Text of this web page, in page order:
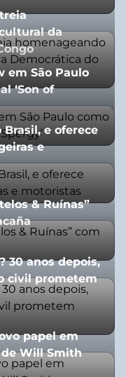
da
em São Paulo
‘Son of
e oferece
e
& Ruínas”
30 anos depois,
civil prometem
papel em
Will Smith